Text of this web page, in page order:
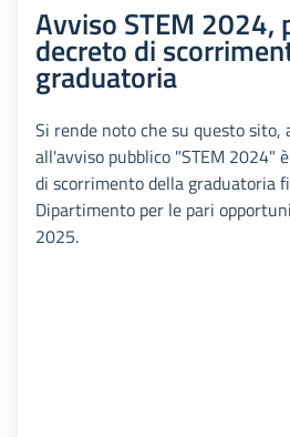
Avviso STEM 2024,
decreto di
graduatoria
Si rende noto che su questo
all'avviso pubblico "STEM 2024"
di scorrimento della graduatoria
Dipartimento per le pari
2025.